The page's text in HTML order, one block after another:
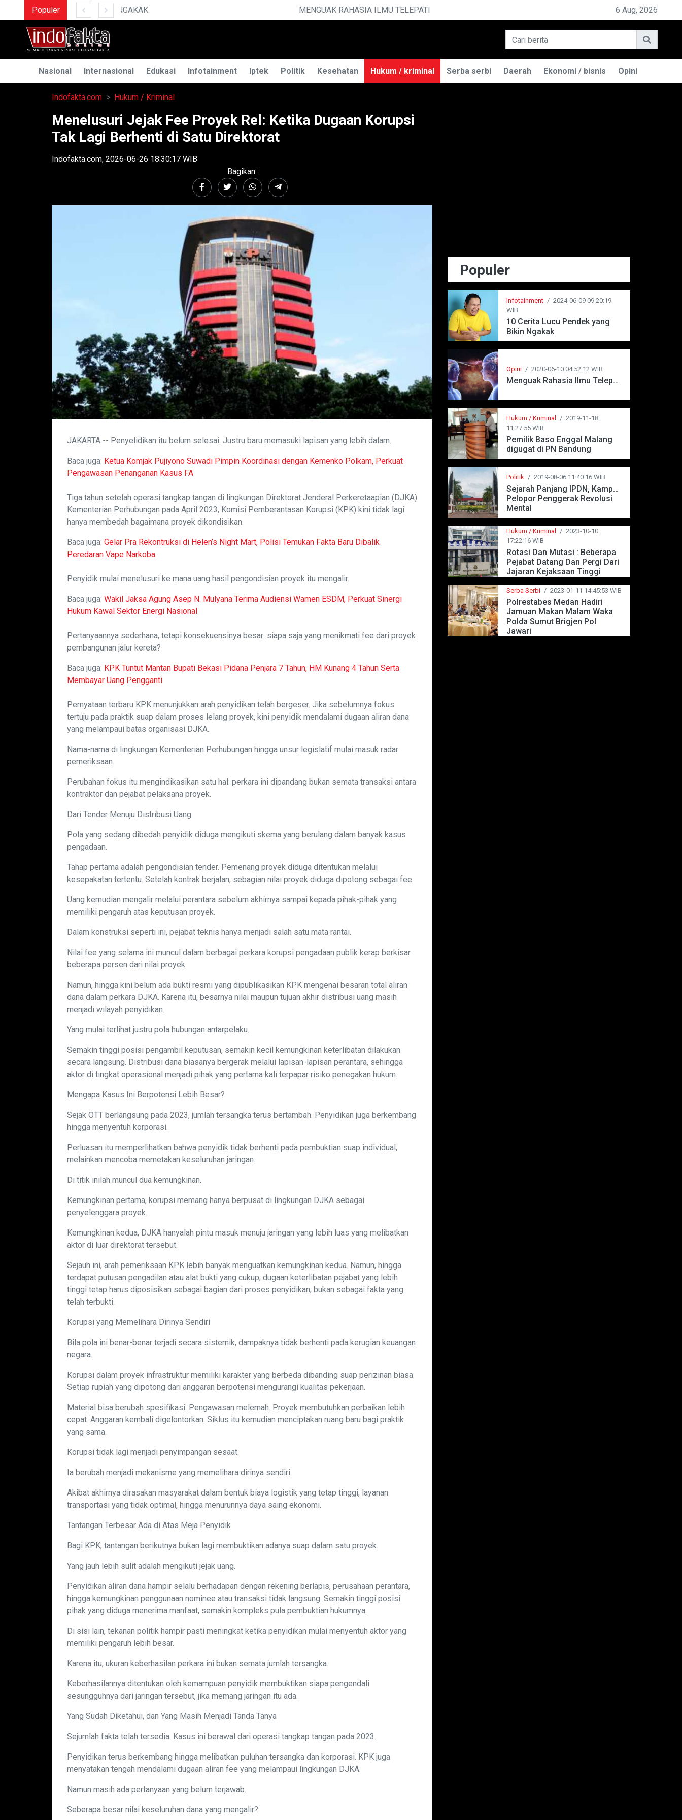
Populer MENGUAK RAHASIA ILMU TELEPATI PEMILIK BASO ENGGAL MALANG DIGUGAT DI PN BANDUNG
6 Aug, 2026
Nasional Internasional Edukasi Infotainment Iptek Politik Kesehatan Hukum / kriminal Serba serbi Daerah Ekonomi / bisnis Opini
Indofakta.com Hukum / Kriminal
Menelusuri Jejak Fee Proyek Rel: Ketika Dugaan Korupsi
Tak Lagi Berhenti di Satu Direktorat
Indofakta.com, 2026-06-26 18:30:17 WIB
Bagikan:
JAKARTA -- Penyelidikan itu belum selesai. Justru baru memasuki lapisan yang lebih dalam.
Baca juga: Ketua Komjak Pujiyono Suwadi Pimpin Koordinasi dengan Kemenko Polkam, Perkuat
Pengawasan Penanganan Kasus FA
Tiga tahun setelah operasi tangkap tangan di lingkungan Direktorat Jenderal Perkeretaapian (DJKA)
Kementerian Perhubungan pada April 2023, Komisi Pemberantasan Korupsi (KPK) kini tidak lagi
hanya membedah bagaimana proyek dikondisikan.
Baca juga: Gelar Pra Rekontruksi di Helen’s Night Mart, Polisi Temukan Fakta Baru Dibalik
Peredaran Vape Narkoba
Penyidik mulai menelusuri ke mana uang hasil pengondisian proyek itu mengalir.
Baca juga: Wakil Jaksa Agung Asep N. Mulyana Terima Audiensi Wamen ESDM, Perkuat Sinergi
Hukum Kawal Sektor Energi Nasional
Pertanyaannya sederhana, tetapi konsekuensinya besar: siapa saja yang menikmati fee dari proyek
pembangunan jalur kereta?
Baca juga: KPK Tuntut Mantan Bupati Bekasi Pidana Penjara 7 Tahun, HM Kunang 4 Tahun Serta
Membayar Uang Pengganti
Pernyataan terbaru KPK menunjukkan arah penyidikan telah bergeser. Jika sebelumnya fokus
tertuju pada praktik suap dalam proses lelang proyek, kini penyidik mendalami dugaan aliran dana
yang melampaui batas organisasi DJKA.
Nama-nama di lingkungan Kementerian Perhubungan hingga unsur legislatif mulai masuk radar
pemeriksaan.
Perubahan fokus itu mengindikasikan satu hal: perkara ini dipandang bukan semata transaksi antara
kontraktor dan pejabat pelaksana proyek.
Dari Tender Menuju Distribusi Uang
Pola yang sedang dibedah penyidik diduga mengikuti skema yang berulang dalam banyak kasus
pengadaan.
Tahap pertama adalah pengondisian tender. Pemenang proyek diduga ditentukan melalui
kesepakatan tertentu. Setelah kontrak berjalan, sebagian nilai proyek diduga dipotong sebagai fee.
Uang kemudian mengalir melalui perantara sebelum akhirnya sampai kepada pihak-pihak yang
memiliki pengaruh atas keputusan proyek.
Dalam konstruksi seperti ini, pejabat teknis hanya menjadi salah satu mata rantai.
Nilai fee yang selama ini muncul dalam berbagai perkara korupsi pengadaan publik kerap berkisar
beberapa persen dari nilai proyek.
Namun, hingga kini belum ada bukti resmi yang dipublikasikan KPK mengenai besaran total aliran
dana dalam perkara DJKA. Karena itu, besarnya nilai maupun tujuan akhir distribusi uang masih
menjadi wilayah penyidikan.
Yang mulai terlihat justru pola hubungan antarpelaku.
Semakin tinggi posisi pengambil keputusan, semakin kecil kemungkinan keterlibatan dilakukan
secara langsung. Distribusi dana biasanya bergerak melalui lapisan-lapisan perantara, sehingga
aktor di tingkat operasional menjadi pihak yang pertama kali terpapar risiko penegakan hukum.
Mengapa Kasus Ini Berpotensi Lebih Besar?
Sejak OTT berlangsung pada 2023, jumlah tersangka terus bertambah. Penyidikan juga berkembang
hingga menyentuh korporasi.
Perluasan itu memperlihatkan bahwa penyidik tidak berhenti pada pembuktian suap individual,
melainkan mencoba memetakan keseluruhan jaringan.
Di titik inilah muncul dua kemungkinan.
Kemungkinan pertama, korupsi memang hanya berpusat di lingkungan DJKA sebagai
penyelenggara proyek.
Kemungkinan kedua, DJKA hanyalah pintu masuk menuju jaringan yang lebih luas yang melibatkan
aktor di luar direktorat tersebut.
Sejauh ini, arah pemeriksaan KPK lebih banyak menguatkan kemungkinan kedua. Namun, hingga
terdapat putusan pengadilan atau alat bukti yang cukup, dugaan keterlibatan pejabat yang lebih
tinggi tetap harus diposisikan sebagai bagian dari proses penyidikan, bukan sebagai fakta yang
telah terbukti.
Korupsi yang Memelihara Dirinya Sendiri
Bila pola ini benar-benar terjadi secara sistemik, dampaknya tidak berhenti pada kerugian keuangan
negara.
Korupsi dalam proyek infrastruktur memiliki karakter yang berbeda dibanding suap perizinan biasa.
Setiap rupiah yang dipotong dari anggaran berpotensi mengurangi kualitas pekerjaan.
Material bisa berubah spesifikasi. Pengawasan melemah. Proyek membutuhkan perbaikan lebih
cepat. Anggaran kembali digelontorkan. Siklus itu kemudian menciptakan ruang baru bagi praktik
yang sama.
Korupsi tidak lagi menjadi penyimpangan sesaat.
Ia berubah menjadi mekanisme yang memelihara dirinya sendiri.
Akibat akhirnya dirasakan masyarakat dalam bentuk biaya logistik yang tetap tinggi, layanan
transportasi yang tidak optimal, hingga menurunnya daya saing ekonomi.
Tantangan Terbesar Ada di Atas Meja Penyidik
Bagi KPK, tantangan berikutnya bukan lagi membuktikan adanya suap dalam satu proyek.
Yang jauh lebih sulit adalah mengikuti jejak uang.
Penyidikan aliran dana hampir selalu berhadapan dengan rekening berlapis, perusahaan perantara,
hingga kemungkinan penggunaan nominee atau transaksi tidak langsung. Semakin tinggi posisi
pihak yang diduga menerima manfaat, semakin kompleks pula pembuktian hukumnya.
Di sisi lain, tekanan politik hampir pasti meningkat ketika penyidikan mulai menyentuh aktor yang
memiliki pengaruh lebih besar.
Karena itu, ukuran keberhasilan perkara ini bukan semata jumlah tersangka.
Keberhasilannya ditentukan oleh kemampuan penyidik membuktikan siapa pengendali
sesungguhnya dari jaringan tersebut, jika memang jaringan itu ada.
Yang Sudah Diketahui, dan Yang Masih Menjadi Tanda Tanya
Sejumlah fakta telah tersedia. Kasus ini berawal dari operasi tangkap tangan pada 2023.
Penyidikan terus berkembang hingga melibatkan puluhan tersangka dan korporasi. KPK juga
menyatakan tengah mendalami dugaan aliran fee yang melampaui lingkungan DJKA.
Namun masih ada pertanyaan yang belum terjawab.
Seberapa besar nilai keseluruhan dana yang mengalir?
Populer
Infotainment / 2024-06-09 09:20:19
WIB
10 Cerita Lucu Pendek yang
Bikin Ngakak
Opini / 2020-06-10 04:52:12 WIB
Menguak Rahasia Ilmu Telepati
Hukum / Kriminal / 2019-11-18
11:27:55 WIB
Pemilik Baso Enggal Malang
digugat di PN Bandung
Politik / 2019-08-06 11:40:16 WIB
Sejarah Panjang IPDN, Kampus
Pelopor Penggerak Revolusi
Mental
Hukum / Kriminal / 2023-10-10
17:22:16 WIB
Rotasi Dan Mutasi : Beberapa
Pejabat Datang Dan Pergi Dari
Jajaran Kejaksaan Tinggi
Serba Serbi / 2023-01-11 14:45:53 WIB
Polrestabes Medan Hadiri
Jamuan Makan Malam Waka
Polda Sumut Brigjen Pol
Jawari